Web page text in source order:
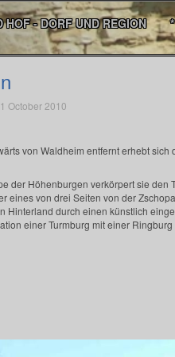
HOF - DORF UND REGION
October 2010
von Waldheim entfernt erhebt
der Höhenburgen verkörpert sie den
eines von drei Seiten von der
Hinterland durch einen künstlich
einer Turmburg mit einer